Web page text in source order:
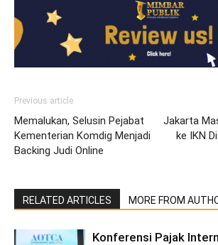
Previous article
Memalukan, Selusin Pejabat
Kementerian Komdig Menjadi
Backing Judi Online
Jakarta
ke IKN
RELATED ARTICLES MORE FROM
Konferensi Pajak